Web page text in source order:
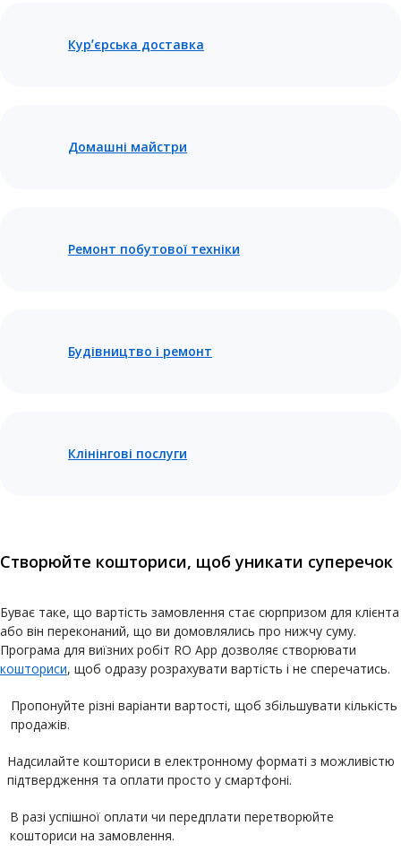
Курʼєрська доставка
Домашні майстри
Ремонт побутової техніки
Будівництво і ремонт
Клінінгові послуги
Створюйте кошториси, щоб уникати суперечок
Буває таке, що вартість замовлення стає сюрпризом для клієнта
або він переконаний, що ви домовлялись про нижчу суму.
Програма для виїзних робіт RO App дозволяє створювати
кошториси, щоб одразу розрахувати вартість і не сперечатись.
Пропонуйте різні варіанти вартості, щоб збільшувати кількість
продажів.
Надсилайте кошториси в електронному форматі з можливістю
підтвердження та оплати просто у смартфоні.
В разі успішної оплати чи передплати перетворюйте
кошториси на замовлення.